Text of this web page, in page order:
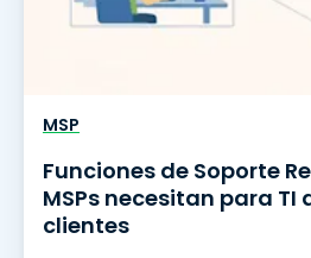
MSP
Funciones de Soporte
MSPs necesitan para TI
clientes